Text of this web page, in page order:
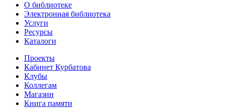
О библиотеке
Электронная библиотека
Услуги
Ресурсы
Каталоги
Проекты
Кабинет Курбатова
Клубы
Коллегам
Магазин
Книга памяти